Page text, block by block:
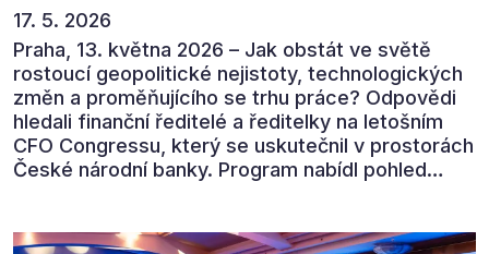
17. 5. 2026
Praha, 13. května 2026 – Jak obstát ve světě
rostoucí geopolitické nejistoty, technologických
změn a proměňujícího se trhu práce? Odpovědi
hledali finanční ředitelé a ředitelky na letošním
CFO Congressu, který se uskutečnil v prostorách
České národní banky. Program nabídl pohled
automatizaci, leadership i budoucnost role CFO.